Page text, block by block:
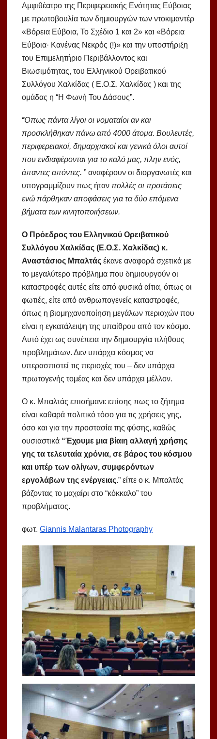
Αμφιθέατρο της Περιφερειακής Ενότητας Εύβοιας
με πρωτοβουλία των δημιουργών των ντοκιμαντέρ
«Βόρεια Εύβοια, Το Σχέδιο 1 και 2» και «Βόρεια
Εύβοια· Κανένας Νεκρός (!)» και την υποστήριξη
του Επιμελητήριο Περιβάλλοντος και
Βιωσιμότητας, του Ελληνικού Ορειβατικού
Συλλόγου Χαλκίδας ( Ε.Ο.Σ. Χαλκίδας ) και της
ομάδας η “Η Φωνή Του Δάσους”.
“Όπως πάντα λίγοι οι νοματαίοι αν και
προσκλήθηκαν πάνω από 4000 άτομα. Βουλευτές,
περιφερειακοί, δημαρχιακοί και γενικά όλοι αυτοί
που ενδιαφέρονται για το καλό μας, πλην ενός,
άπαντες απόντες. ” αναφέρουν οι διοργανωτές και
υπογραμμίζουν πως ήταν πολλές οι προτάσεις
ενώ πάρθηκαν αποφάσεις για τα δύο επόμενα
βήματα των κινητοποιήσεων.
Ο Πρόεδρος του Ελληνικού Ορειβατικού
Συλλόγου Χαλκίδας (Ε.Ο.Σ. Χαλκίδας) κ.
Αναστάσιος Μπαλτάς έκανε αναφορά σχετικά με
το μεγαλύτερο πρόβλημα που δημιουργούν οι
καταστροφές αυτές είτε από φυσικά αίτια, όπως οι
φωτιές, είτε από ανθρωπογενείς καταστροφές,
όπως η βιομηχανοποίηση μεγάλων περιοχών που
είναι η εγκατάλειψη της υπαίθρου από τον κόσμο.
Αυτό έχει ως συνέπεια την δημιουργία πλήθους
προβλημάτων. Δεν υπάρχει κόσμος να
υπερασπιστεί τις περιοχές του – δεν υπάρχει
πρωτογενής τομέας και δεν υπάρχει μέλλον.
Ο κ. Μπαλτάς επισήμανε επίσης πως το ζήτημα
είναι καθαρά πολιτικό τόσο για τις χρήσεις γης,
όσο και για την προστασία της φύσης, καθώς
ουσιαστικά “Έχουμε μια βίαιη αλλαγή χρήσης
γης τα τελευταία χρόνια, σε βάρος του κόσμου
και υπέρ των ολίγων, συμφερόντων
εργολάβων της ενέργειας.” είπε ο κ. Μπαλτάς
βάζοντας το μαχαίρι στο “κόκκαλο” του
προβλήματος.
φωτ. Giannis Malantaras Photography